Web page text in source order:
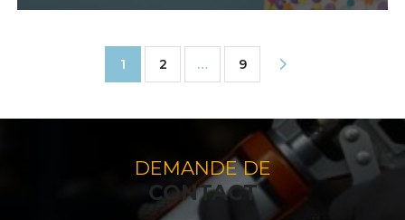
1 2 … 9
DEMANDE DE
CONTACT